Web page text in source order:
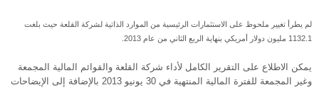
لم يطرأ تغيير ملحوظ على الاستثمارات الرئيسية من الموارد الذاتية لشركة القلعة حيث بلغت
1132.1 مليون دولار أمريكي بنهاية الربع الثاني من عام 2013.
يمكن الاطلاع على التقرير الكامل لأداء شركة القلعة والقوائم المالية المجمعة
وغير المجمعة للفترة المالية المنتهية في 30 يونيو 2013 بالإضافة إلى الإيضاحات